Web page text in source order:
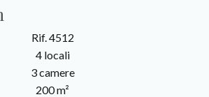
Rif. 4512
4 locali
3 camere
200 m²